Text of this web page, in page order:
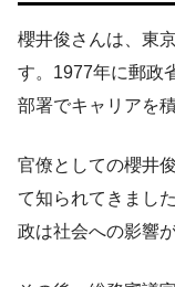
櫻井俊さんは、東
す。1977年に郵政
部署でキャリアを
官僚としての櫻井
て知られてきまし
政は社会への影響